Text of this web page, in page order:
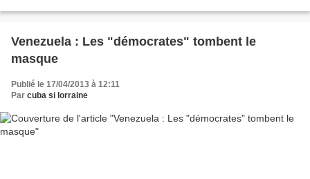
Venezuela : Les "démocrates" tombent le
masque
Publié le 17/04/2013 à 12:11
Par cuba si lorraine